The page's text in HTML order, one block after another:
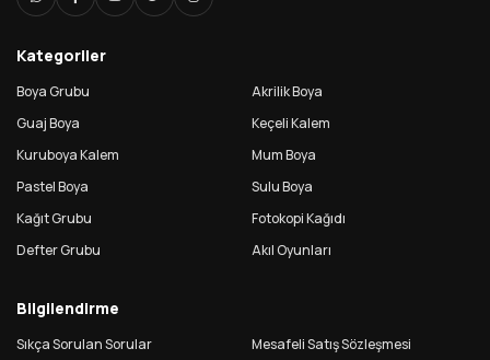
Kategoriler
Boya Grubu
Akrilik Boya
Guaj Boya
Keçeli Kalem
Kuruboya Kalem
Mum Boya
Pastel Boya
Sulu Boya
Kağıt Grubu
Fotokopi Kağıdı
Defter Grubu
Akıl Oyunları
Bilgilendirme
Sıkça Sorulan Sorular Mesafeli Satış Sözleşmesi